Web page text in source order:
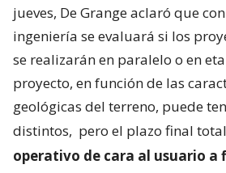
jueves, De Grange aclaró que
ingeniería se evaluará si los
se realizarán en paralelo o en
proyecto, en función de las
geológicas del terreno, puede
distintos, pero el plazo final
operativo de cara al usuario a